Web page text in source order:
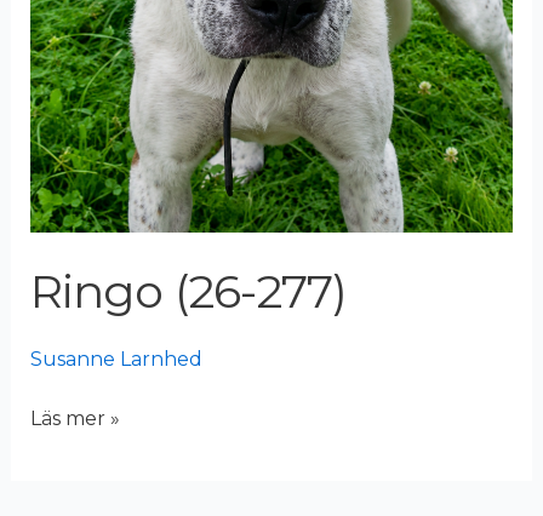
Ringo (26-277)
Susanne Larnhed
Läs mer »